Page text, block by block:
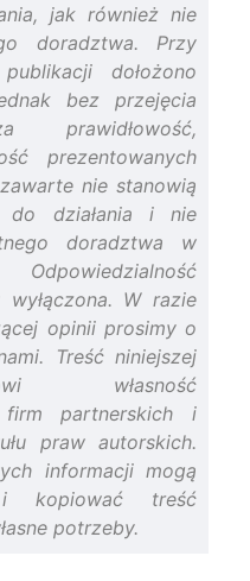
jak również nie
doradztwa. Przy
dołożono
bez przejęcia
prawidłowość,
prezentowanych
nie stanowią
do działania i nie
doradztwa w
Odpowiedzialność
W razie
opinii prosimy o
Treść niniejszej
własność
firm partnerskich i
praw autorskich.
informacji mogą
i kopiować treść
potrzeby.